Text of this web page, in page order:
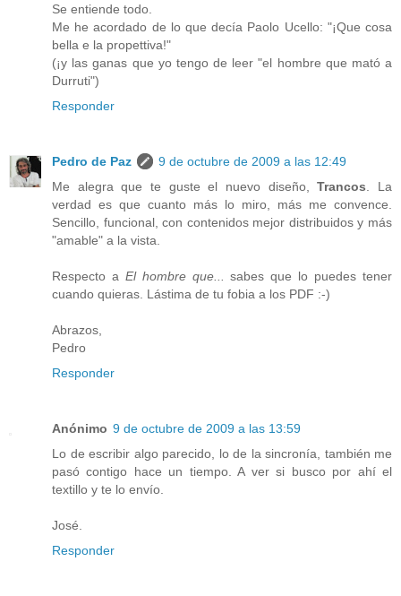
Se entiende todo.
Me he acordado de lo que decía Paolo Ucello: "¡Que cosa
bella e la propettiva!"
(¡y las ganas que yo tengo de leer "el hombre que mató a
Durruti")
Responder
Pedro de Paz
9 de octubre de 2009 a las 12:49
Me alegra que te guste el nuevo diseño,Trancos . La
verdad es que cuanto más lo miro, más me convence.
Sencillo, funcional, con contenidos mejor distribuidos y más
"amable" a la vista.
Respecto a El hombre que...
sabes que lo puedes tener
cuando quieras. Lástima de tu fobia a los PDF :-)
Abrazos,
Pedro
Responder
Anónimo 9 de octubre de 2009 a las 13:59
Lo de escribir algo parecido, lo de la sincronía, también me
pasó contigo hace un tiempo. A ver si busco por ahí el
textillo y te lo envío.
José.
Responder